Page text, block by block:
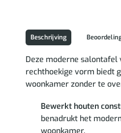
Beschrijving
Deze moderne
rechthoekige vorm biedt
woonkamer zonder te
Bewerkt houten
benadrukt het